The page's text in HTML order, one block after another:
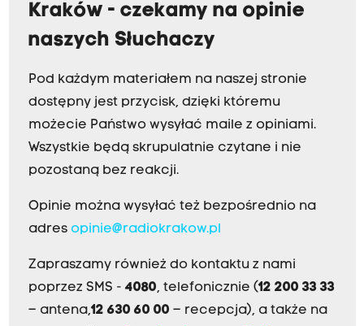
Kraków - czekamy na opinie
naszych Słuchaczy
Pod każdym materiałem na naszej stronie
dostępny jest przycisk, dzięki któremu
możecie Państwo wysyłać maile z opiniami.
Wszystkie będą skrupulatnie czytane i nie
pozostaną bez reakcji.
Opinie można wysyłać też bezpośrednio na
adres opinie@radiokrakow.pl
Zapraszamy również do kontaktu z nami
poprzez SMS - 4080, telefonicznie (12 200 33 33
– antena,12 630 60 00 – recepcja), a także na